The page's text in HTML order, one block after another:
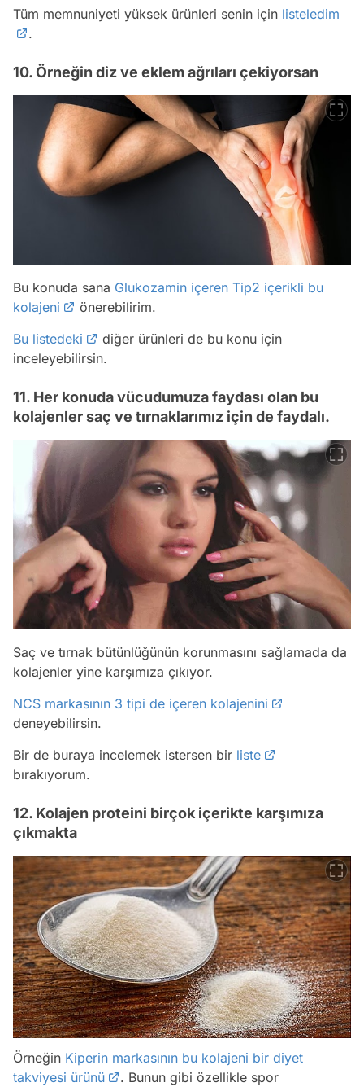
Tüm memnuniyeti yüksek ürünleri senin için listeledim
.
10. Örneğin diz ve eklem ağrıları çekiyorsan
Bu konuda sana Glukozamin içeren Tip2 içerikli bu
kolajeni
önerebilirim.
Bu listedeki
diğer ürünleri de bu konu için
inceleyebilirsin.
11. Her konuda vücudumuza faydası olan bu
kolajenler saç ve tırnaklarımız için de faydalı.
Saç ve tırnak bütünlüğünün korunmasını sağlamada da
kolajenler yine karşımıza çıkıyor.
NCS markasının 3 tipi de içeren kolajenini
deneyebilirsin.
Bir de buraya incelemek istersen bir liste
bırakıyorum.
12. Kolajen proteini birçok içerikte karşımıza
çıkmakta
Örneğin Kiperin markasının bu kolajeni bir diyet
takviyesi ürünü
. Bunun gibi özellikle spor